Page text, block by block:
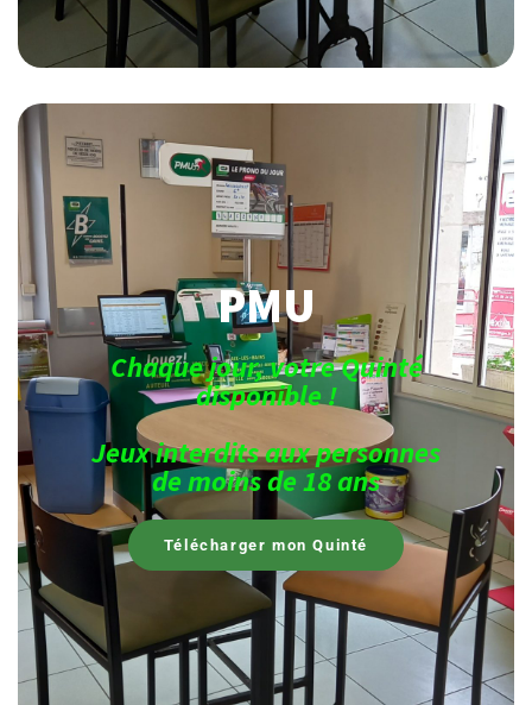
PMU
Chaque jour, votre Quinté
disponible !
Jeux interdits aux personnes
de moins de 18 ans
Télécharger mon Quinté